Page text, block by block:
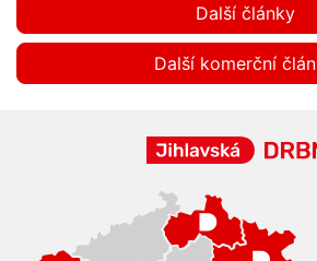
Další články
Další komerční